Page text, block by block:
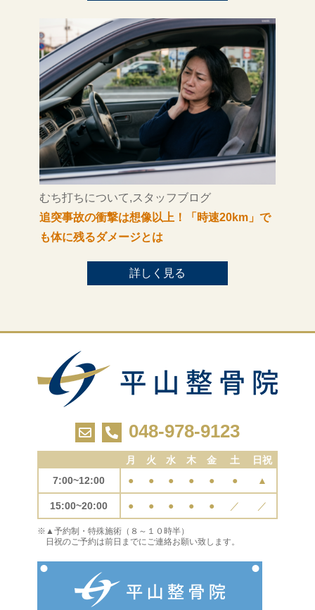
むち打ちについて,スタッフブログ
追突事故の衝撃は想像以上！「時速20km」で
も体に残るダメージとは
詳しく見る
048-978-9123
月 火 水 木 金 土
日祝
7:00~12:00
● ● ● ● ● ● ▲
15:00~20:00 ● ● ● ● ● ／ ／
※▲予約制・特殊施術（８～１０時半）
日祝のご予約は前日までにご連絡お願い致します。